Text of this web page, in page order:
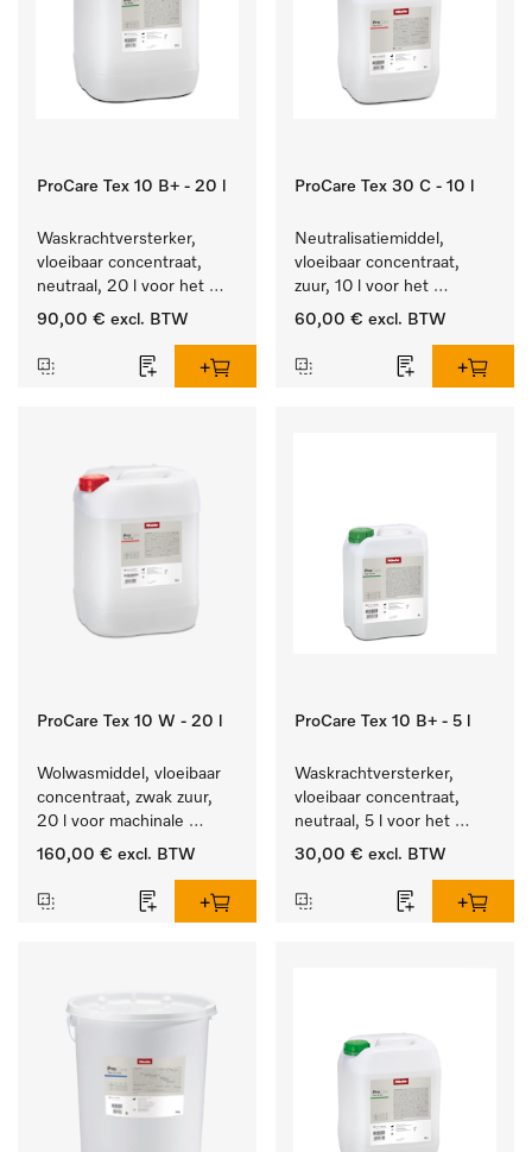
ProCare Tex 10 B+ - 20 l
Waskrachtversterker,
vloeibaar concentraat,
neutraal, 20 l voor het
effectief verwijderen van
90,00 € excl. BTW
ProCare Tex 30 C - 10 l
Neutralisatiemiddel,
vloeibaar concentraat,
zuur, 10 l voor het
optimaal beschermen van
betrouwbare neutralisatie.
60,00 € excl. BTW
ProCare Tex 10 W - 20 l
Wolwasmiddel, vloeibaar
concentraat, zwak zuur,
20 l voor machinale
reiniging van wol.
160,00 € excl. BTW
ProCare Tex 10 B+ - 5 l
Waskrachtversterker,
vloeibaar concentraat,
neutraal, 5 l voor het
effectief verwijderen van
30,00 € excl. BTW